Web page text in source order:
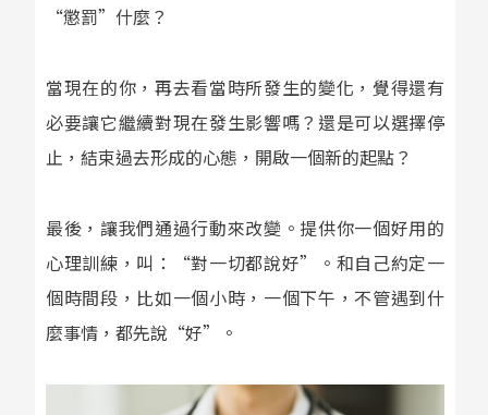
“懲罰”什麼？
當現在的你，再去看當時所發生的變化，覺得還有
必要讓它繼續對現在發生影響嗎？還是可以選擇停
止，結束過去形成的心態，開啟一個新的起點？
最後，讓我們通過行動來改變。提供你一個好用的
心理訓練，叫：“對一切都說好”。和自己約定一
個時間段，比如一個小時，一個下午，不管遇到什
麼事情，都先說“好”。